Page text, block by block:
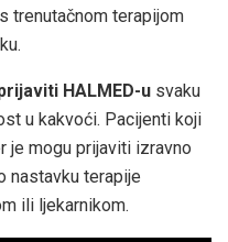
trenutačnom terapijom
HALMED-u svaku
u kakvoći. Pacijenti koji
je mogu prijaviti izravno
nastavku terapije
ili ljekarnikom.